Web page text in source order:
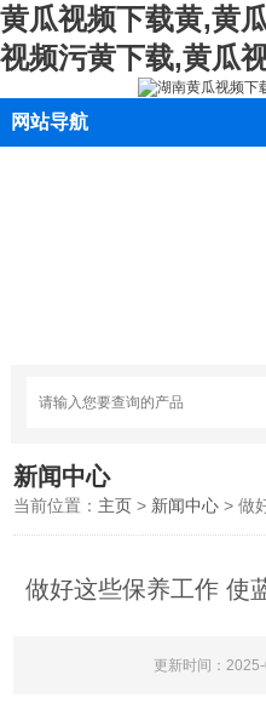
黄瓜视频下载黄,黄
视频污黄下载,黄瓜
网站导航
新闻中心
当前位置： 主页 > 新闻中心 > 做好
做好这些保养工作 使
更新时间：